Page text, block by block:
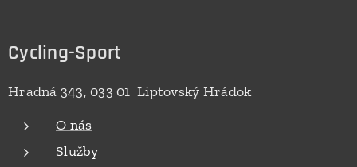
Cycling-Sport
Hradná 343, 033 01 Liptovský Hrádok
O nás
Služby